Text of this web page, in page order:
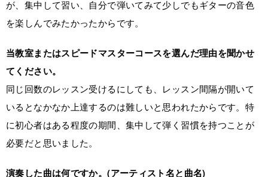
が、集中して習い、自分で弾いてみて少しでもギターの音色
を楽しんでみたかったからです。
当教室またはスピードマスターコースを選んだ理由を聞かせ
てください。
同じ回数のレッスン受けるにしても、レッスン間隔が開いて
いるとなかなか上達するのは難しいと思われたからです。特
に初心者はある程度の期間、集中して弾く習慣を持つことが
必要だと思いました。
演奏した曲は何ですか。(アーティスト名と曲名)